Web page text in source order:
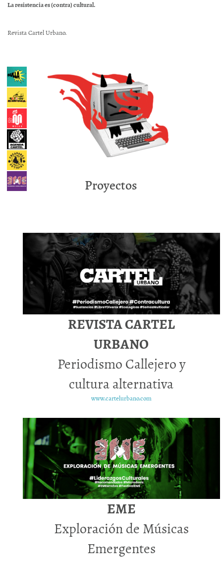
La resistencia es (contra) cultural.
Revista Cartel Urbano.
Proyectos
REVISTA CARTEL
URBANO
Periodismo Callejero y
cultura alternativa
www.cartelurbano.com
EME
Exploración de Músicas
Emergentes